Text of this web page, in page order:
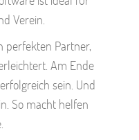
Verein.
perfekten Partner,
Am Ende
sein. Und
So macht helfen